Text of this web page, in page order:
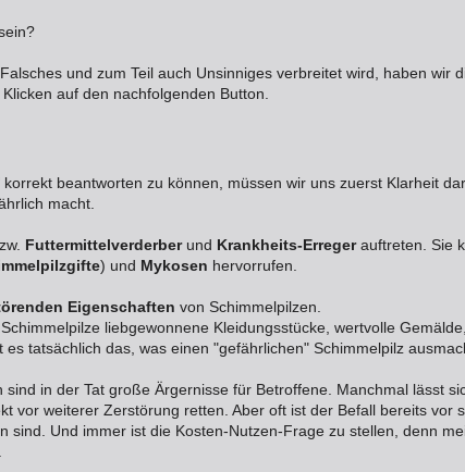
und zum Teil auch Unsinniges verbreitet wird, haben wir
auf den nachfolgenden Button.
beantworten zu können, müssen wir uns zuerst Klarheit
macht.
Futtermittelverderberund Krankheits-Erregerauftreten. Sie
) und Mykosen hervorrufen.
Eigenschaften von Schimmelpilzen.
liebgewonnene Kleidungsstücke, wertvolle
tatsächlich das, was einen "gefährlichen" Schimmelpilz
in der Tat große Ärgernisse für Betroffene. Manchmal lässt
vor weiterer Zerstörung retten. Aber oft ist der Befall bereits vor
Und immer ist die Kosten-Nutzen-Frage zu stellen, denn